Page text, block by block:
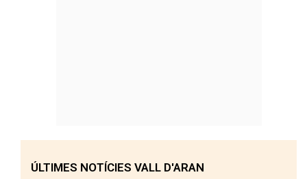
ÚLTIMES NOTÍCIES VALL D'ARAN